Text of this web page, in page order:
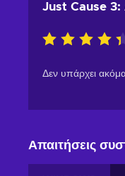
Just Cause 3:
Δεν υπάρχει
Απαιτήσεις